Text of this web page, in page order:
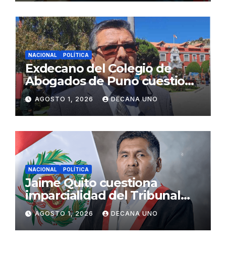
NACIONAL POLÍTICA
Exdecano del Colegio de
Abogados de Puno cuestiona
propuestas sobre seguridad
ciudadana
AGOSTO 1, 2026 DECANA UNO
NACIONAL POLÍTICA
Jaime Quito cuestiona
imparcialidad del Tribunal
Constitucional tras liberación
de Ollanta Humala
AGOSTO 1, 2026 DECANA UNO